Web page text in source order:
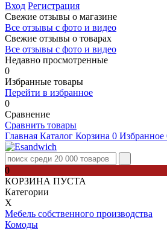
Вход Регистрация
Свежие отзывы о магазине
Все отзывы с фото и видео
Свежие отзывы о товарах
Все отзывы c фото и видео
Недавно просмотренные
0
Избранные товары
Перейти в избранное
0
Сравнение
Сравнить товары
Главная Каталог Корзина 0 Избранное
0
КОРЗИНА ПУСТА
Категории
Х
Мебель собственного производства
Комоды